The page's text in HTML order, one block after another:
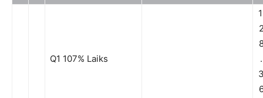
Q1 107% Laiks
.